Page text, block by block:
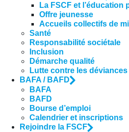
La FSCF et l’éducation
Offre jeunesse
Accueils collectifs de
Santé
Responsabilité sociétale
Inclusion
Démarche qualité
Lutte contre les déviances
BAFA / BAFD
BAFA
BAFD
Bourse d’emploi
Calendrier et inscriptions
Rejoindre la FSCF